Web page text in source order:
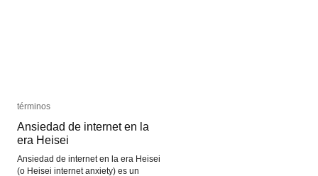
términos
Ansiedad de internet en la
era Heisei
Ansiedad de internet en la era Heisei
(o Heisei internet anxiety) es un
términos
Ansiedad de internet en la
era Heisei